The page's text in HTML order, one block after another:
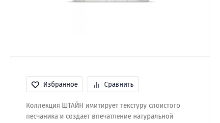
Избранное Сравнить
Коллекция ШТАЙН имитирует текстуру слоистого
песчаника и создает впечатление натуральной